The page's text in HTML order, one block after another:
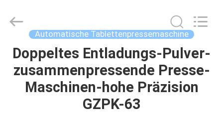
HAUS
PRODUKTE
Machinery
Co.,Ltd..
Automatische Tablettenpressemaschine
Doppeltes Entladungs-Pulver-
zusammenpressende Presse-
Maschinen-hohe Präzision
GZPK-63